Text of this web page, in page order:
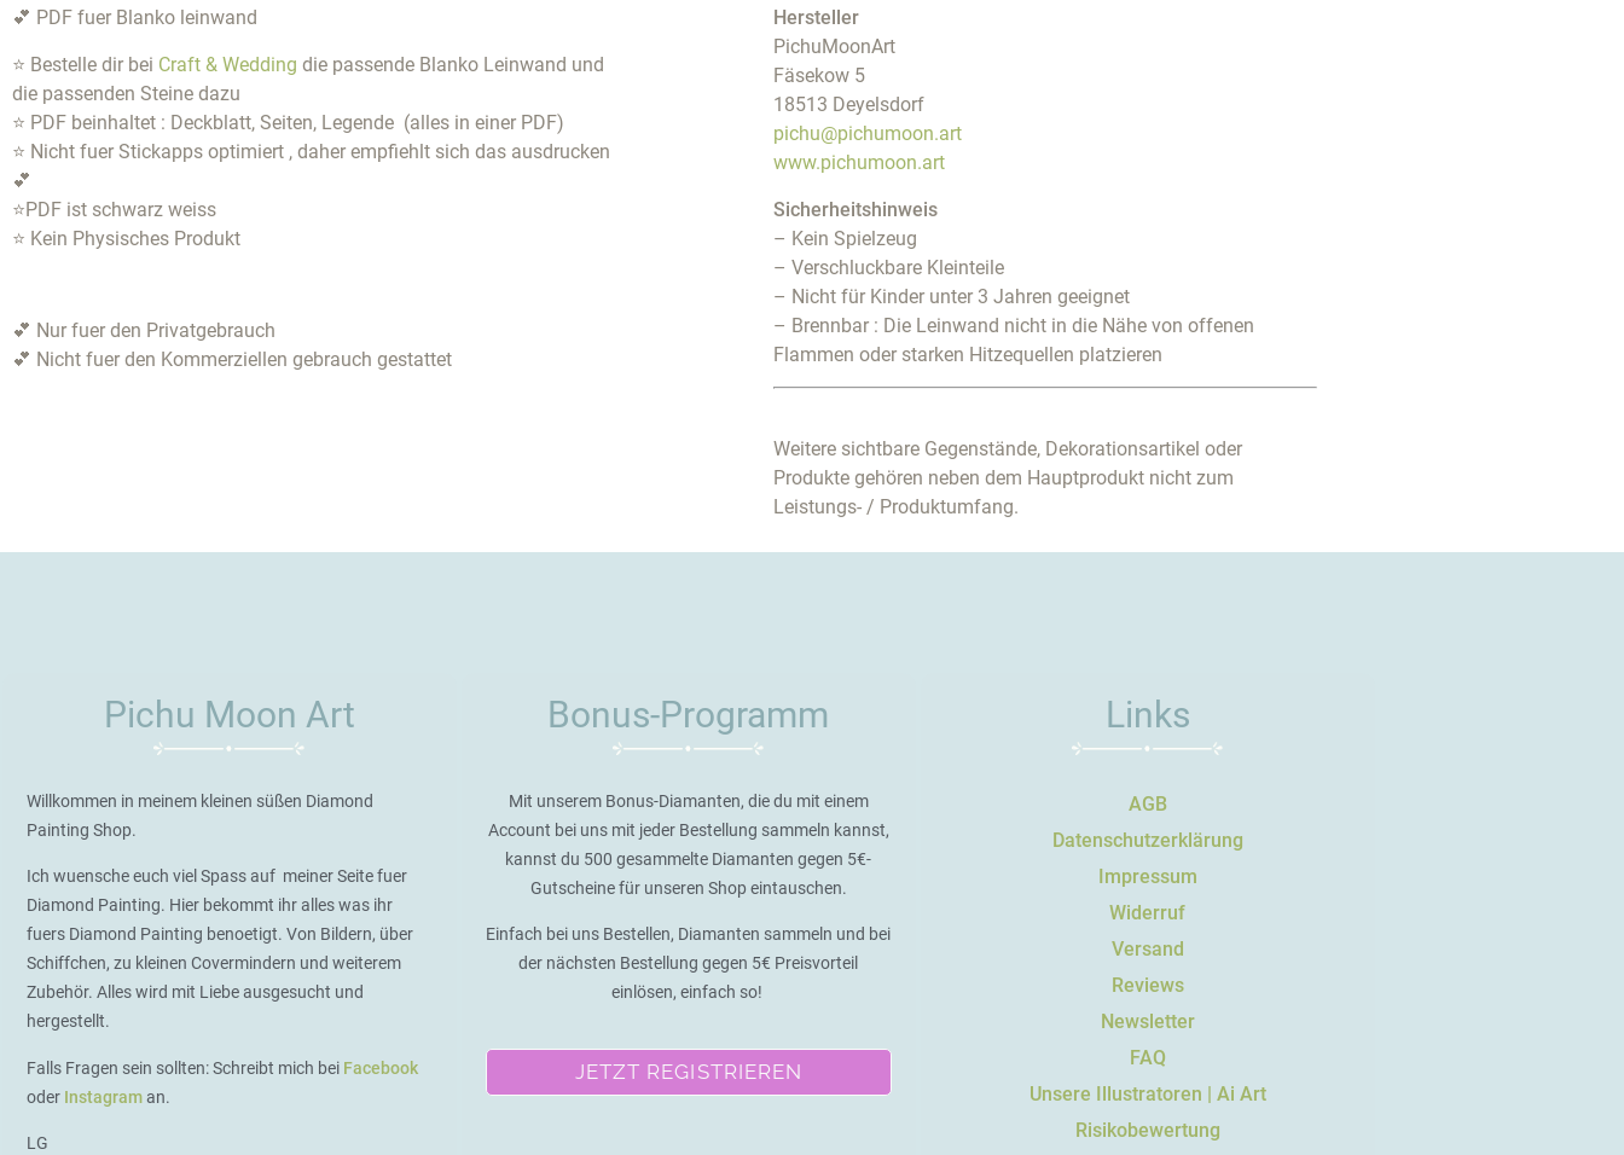
💕 PDF fuer Blanko leinwand
⭐ Bestelle dir bei Craft & Wedding die passende Blanko Leinwand und
die passenden Steine dazu
⭐ PDF beinhaltet : Deckblatt, Seiten, Legende (alles in einer PDF)
⭐ Nicht fuer Stickapps optimiert , daher empfiehlt sich das ausdrucken
💕
⭐PDF ist schwarz weiss
⭐ Kein Physisches Produkt
💕 Nur fuer den Privatgebrauch
💕 Nicht fuer den Kommerziellen gebrauch gestattet
Hersteller
PichuMoonArt
Fäsekow 5
18513 Deyelsdorf
pichu@pichumoon.art
www.pichumoon.art
Sicherheitshinweis
– Kein Spielzeug
– Verschluckbare Kleinteile
– Nicht für Kinder unter 3 Jahren geeignet
– Brennbar : Die Leinwand nicht in die Nähe von offenen
Flammen oder starken Hitzequellen platzieren
Weitere sichtbare Gegenstände, Dekorationsartikel oder
Produkte gehören neben dem Hauptprodukt nicht zum
Leistungs- / Produktumfang.
Pichu Moon Art
Willkommen in meinem kleinen süßen Diamond
Painting Shop.
Ich wuensche euch viel Spass auf meiner Seite fuer
Diamond Painting. Hier bekommt ihr alles was ihr
fuers Diamond Painting benoetigt. Von Bildern, über
Schiffchen, zu kleinen Covermindern und weiterem
Zubehör. Alles wird mit Liebe ausgesucht und
hergestellt.
Falls Fragen sein sollten: Schreibt mich bei Facebook
oder Instagraman.
LG
Bonus-Programm
Mit unserem Bonus-Diamanten, die du mit einem
Account bei uns mit jeder Bestellung sammeln kannst,
kannst du 500 gesammelte Diamanten gegen 5€-
Gutscheine für unseren Shop eintauschen.
Einfach bei uns Bestellen, Diamanten sammeln und bei
der nächsten Bestellung gegen 5€ Preisvorteil
einlösen, einfach so!
JETZT REGISTRIEREN
Links
AGB
Datenschutzerklärung
Impressum
Widerruf
Versand
Reviews
Newsletter
FAQ
Unsere Illustratoren | Ai Art
Risikobewertung